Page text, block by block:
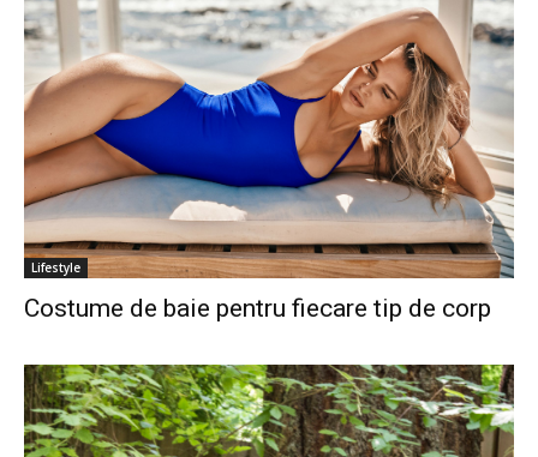
Lifestyle
Costume de baie pentru fiecare tip de corp